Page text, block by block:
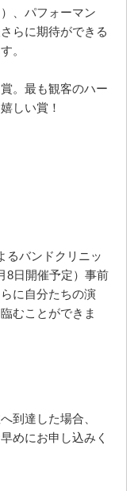
、パフォーマン
らに期待ができる
。
。最も観客のハー
しい賞！
るバンドクリニッ
8日開催予定）事前
に自分たちの演
むことができま
到達した場合、
めにお申し込みく